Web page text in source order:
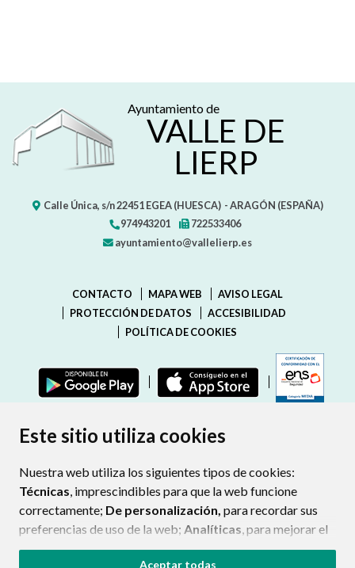
Este sitio utiliza cookies
Nuestra web utiliza los siguientes tipos de cookies:
Técnicas, imprescindibles para que la web funcione
correctamente; De personalización, para recordar sus
preferencias de uso de la web; Analíticas, para mejorar el
funcionamiento de la web y sus servicios.
Aceptar todas
Ayuntamiento de
VALLE DE
LIERP
Calle Única, s/n22451 EGEA (HUESCA) - ARAGÓN (ESPAÑA)
974943201
722533406
ayuntamiento@vallelierp.es
CONTACTO MAPA WEB
AVISO LEGAL
PROTECCIÓN DE DATOS
ACCESIBILIDAD
POLÍTICA DE COOKIES